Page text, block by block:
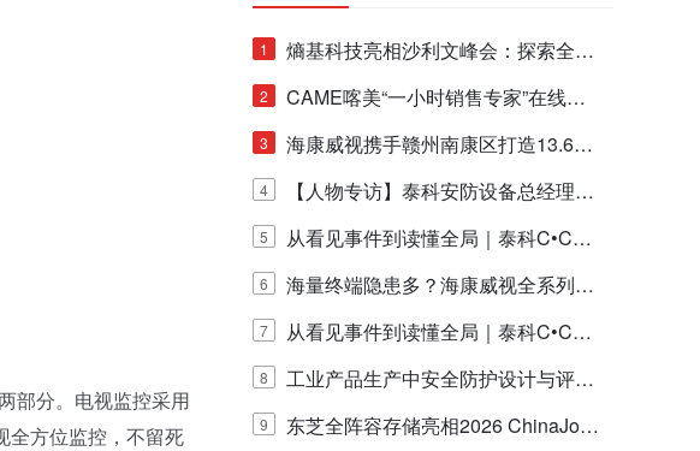
部分。电视监控采用
全方位监控，不留死
1
熵基科技亮相沙利文峰会：探索全栈
脑机技术商业化生态新路径
2
CAME喀美“一小时销售专家”在线赋
能培训正式启动！
3
海康威视携手赣州南康区打造13.6公
里绿波网
4
【人物专访】泰科安防设备总经理张
宁解码安防出海新范式
5
从看见事件到读懂全局｜泰科C•CUR
E IQ 3.20开启安防运营智能新时代
6
海量终端隐患多？海康威视全系列物
联安全产品，四层守护更放心！
7
从看见事件到读懂全局｜泰科C•CUR
E IQ 3.20开启安防运营智能新时代
8
工业产品生产中安全防护设计与评估
的实践与探讨
9
东芝全阵容存储亮相2026 ChinaJo